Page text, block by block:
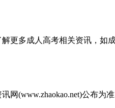
更多成人高考相关资讯，
网(www.zhaokao.net)公布为准